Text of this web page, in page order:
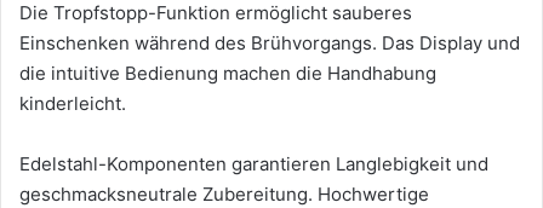
Die Tropfstopp-Funktion ermöglicht sauberes
Einschenken während des Brühvorgangs. Das Display und
die intuitive Bedienung machen die Handhabung
kinderleicht.
Edelstahl-Komponenten garantieren Langlebigkeit und
geschmacksneutrale Zubereitung. Hochwertige